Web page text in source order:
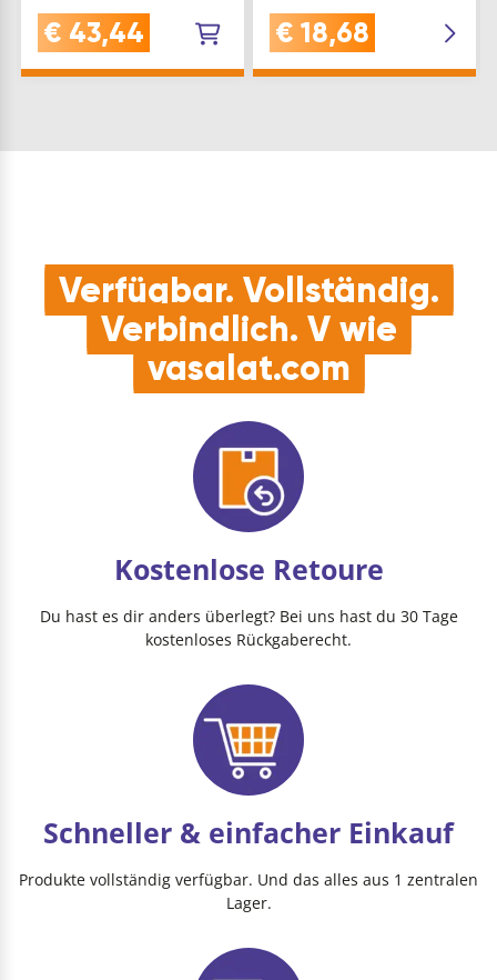
Glastürverschluss.
Lieferumfang: 1 x
€ 43,44
stehen max. 30
verschiedene Sperren
€ 18,68
Verfügbar. Vollständig.
Verbindlich. V wie
vasalat.com
Kostenlose Retoure
Du hast es dir anders überlegt? Bei uns hast du 30 Tage
kostenloses Rückgaberecht.
Schneller & einfacher Einkauf
Produkte vollständig verfügbar. Und das alles aus 1 zentralen
Lager.